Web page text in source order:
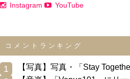
Instagram YouTube
コメントランキング
1 【写真】写真・「Stay